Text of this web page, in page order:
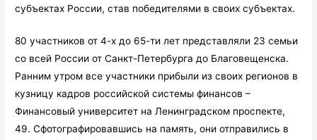
субъектах России, став победителями в своих субъектах.
80 участников от 4-х до 65-ти лет представляли 23 семьи
со всей России от Санкт-Петербурга до Благовещенска.
Ранним утром все участники прибыли из своих регионов в
кузницу кадров российской системы финансов –
Финансовый университет на Ленинградском проспекте,
49. Сфотографировавшись на память, они отправились в